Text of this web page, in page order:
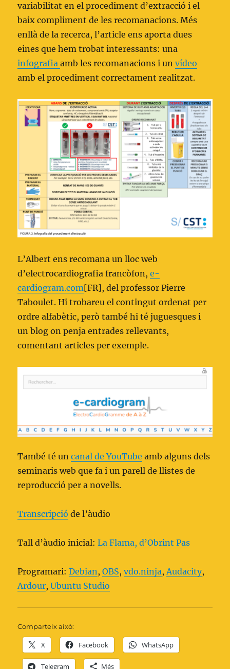
variabilitat en el procediment d’extracció i el
baix compliment de les recomanacions. Més
enllà de la recerca, l’article ens aporta dues
eines que hem trobat interessants: una
infografiaamb les recomanacions i unvídeo
amb el procediment correctament realitzat.
L’Albert ens recomana un lloc web
d’electrocardiografia francòfon,e-
cardiogram.com[FR], del professor Pierre
Taboulet. Hi trobareu el contingut ordenat per
ordre alfabètic, però també hi té juguesques i
un blog on penja entrades rellevants,
comentant articles per exemple.
També té uncanal de YouTube amb alguns dels
seminaris web que fa i un parell de llistes de
reproducció per a novells.
Transcripció de l’àudio
Tall d’àudio inicial:La Flama, d’Obrint Pas
Programari:Debian,OBS,vdo.ninja,Audacity,
Ardour,Ubuntu Studio
Comparteix això:
X Facebook WhatsApp
Telegram Més